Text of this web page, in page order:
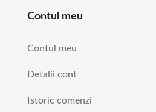
Contul meu
Contul meu
Detalii cont
Istoric comenzi